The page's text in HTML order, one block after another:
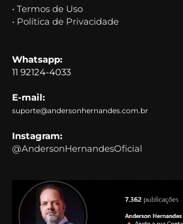
• Termos de Uso
• Política de Privacidade
Whatsapp:
11 92124-4033
E-mail:
suporte@andersonhernandes.com.br
Instagram:
@AndersonHernandesOficial